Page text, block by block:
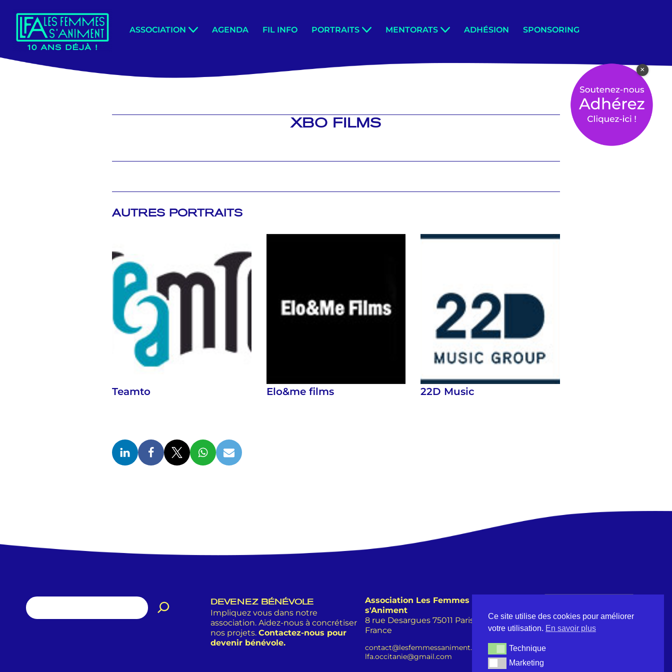
Aller
au
contenu
ASSOCIATION AGENDA FIL INFO PORTRAITS MENTORATS ADHÉSION SPONSORING
XBO FILMS
AUTRES PORTRAITS
Teamto Elo&me films 22D Music
DEVENEZ BÉNÉVOLE
Impliquez vous dans notre
association. Aidez-nous à concrétiser
nos projets. Contactez-nous pour
devenir bénévole.
Association Les Femmes
s'Animent
8 rue Desargues 75011 Paris -
France
contact@lesfemmessaniment.fr
lfa.occitanie@gmail.com
×
Ce site utilise des cookies pour améliorer
votre utilisation. En savoir plus
TechniqueTechnique
MarketingMarketing